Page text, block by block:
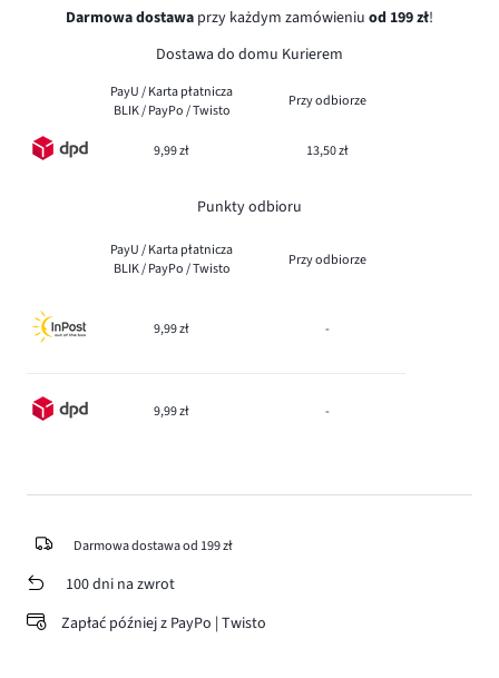
Darmowa dostawa przy każdym zamówieniu od 199 zł!
Dostawa do domu Kurierem
PayU / Karta płatnicza
BLIK / PayPo / Twisto
Przy odbiorze
9,99 zł 13,50 zł
Punkty odbioru
PayU / Karta płatnicza
BLIK / PayPo / Twisto
Przy odbiorze
9,99 zł -
9,99 zł -
Darmowa dostawa od 199 zł
100 dni na zwrot
Zapłać później z PayPo | Twisto